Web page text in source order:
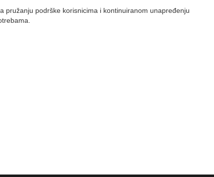
pružanju podrške korisnicima i kontinuiranom unapređenju